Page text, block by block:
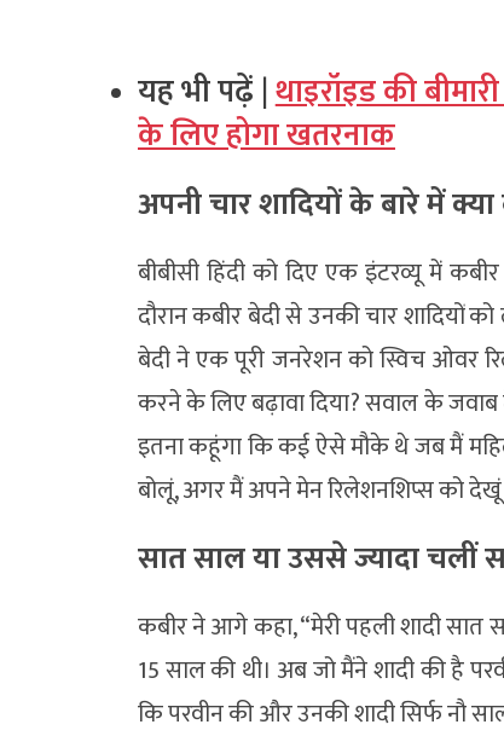
यह भी पढ़ें |थाइरॉइड की
के लिए होगा खतरनाक
अपनी चार शादियों के बारे में
बीबीसी हिंदी को दिए एक इंटरव्यू में
दौरान कबीर बेदी से उनकी चार शादियों
बेदी ने एक पूरी जनरेशन को स्विच ओवर
करने के लिए बढ़ावा दिया? सवाल के
इतना कहूंगा कि कई ऐसे मौके थे जब मैं
बोलूं, अगर मैं अपने मेन रिलेशनशिप्स को देखूं
सात साल या उससे ज्यादा चलीं
कबीर ने आगे कहा, “मेरी पहली शादी सात
15 साल की थी। अब जो मैंने शादी की है
कि परवीन की और उनकी शादी सिर्फ नौ